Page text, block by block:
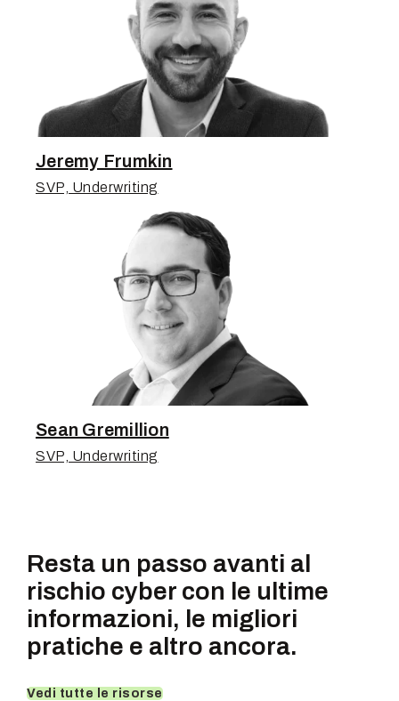
Jeremy Frumkin
SVP, Underwriting
Sean Gremillion
SVP, Underwriting
Resta un passo avanti al
rischio cyber con le ultime
informazioni, le migliori
pratiche e altro ancora.
Vedi tutte le risorse